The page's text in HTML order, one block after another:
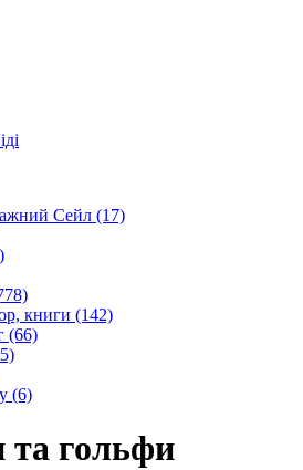
Сейл (17)
книги (142)
(66)
(6)
гольфи